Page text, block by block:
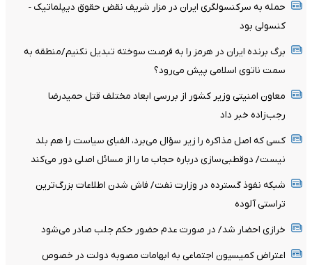
حمله به سرکنسولگری ایران در مزار شریف نقض حقوق دیپلماتیک -
کنسولی بود
برگ برنده ایران در هرمز را به فرصت سوخته تبدیل نکنیم/منطقه به
سمت ناتوی اسلامی پیش می‌رود؟
معاون امنیتی وزیر کشور از بررسی ابعاد مختلف قتل حمیدرضا
رجب‌زاده خبر داد
کسی که اصل مذاکره را زیر سؤال می‌برد، الفبای سیاست را هم بلد
نیست/ دوقطبی‌سازی درباره حجاب ما را از مسائل اصلی دور می‌کند
شبکه نفوذ گسترده در وزارت نفت/ فاش شدن اطلاعات بزرگ‌ترین
تراستی‌ آلوده
خرازی احضار شد/ در صورت عدم حضور حکم جلب صادر می‌شود
اعتراض کمیسیون اجتماعی به ابهامات مصوبه دولت در خصوص